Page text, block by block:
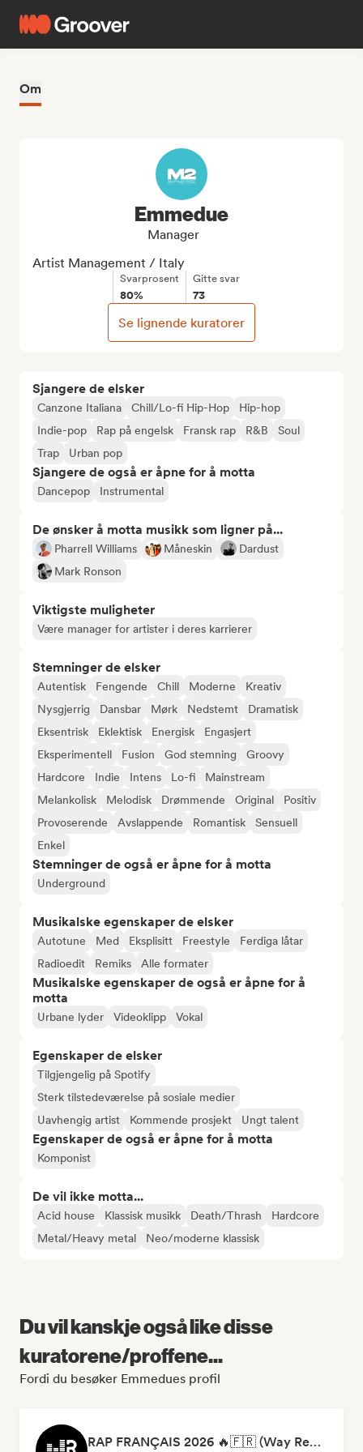
Om
Sjangere de elsker
Canzone Italiana Chill/Lo-fi Hip-Hop
Hip-hop
Indie-pop
Rap på engelsk Fransk rap R&B
Soul
Trap
Urban pop
Sjangere de også er åpne for å motta
Dancepop Instrumental
De ønsker å motta musikk som ligner på...
Pharrell Williams Måneskin
Dardust
Mark Ronson
Viktigste muligheter
Være manager for artister i deres karrierer
Stemninger de elsker
Autentisk Fengende Chill Moderne
Kreativ
Nysgjerrig
Dansbar Mørk Nedstemt
Dramatisk
Eksentrisk
Eklektisk Energisk
Engasjert
Eksperimentell
Fusion God stemning
Groovy
Hardcore
Indie Intens Lo-fi
Mainstream
Melankolisk
Melodisk Drømmende Original
Positiv
Provoserende
Avslappende Romantisk
Sensuell
Enkel
Stemninger de også er åpne for å motta
Underground
Musikalske egenskaper de elsker
Autotune Med Eksplisitt Freestyle
Ferdiga låtar
Radioedit
Remiks Alle formater
Musikalske egenskaper de også er åpne for å
motta
Urbane lyder Videoklipp Vokal
Egenskaper de elsker
Tilgjengelig på Spotify
Sterk tilstedeværelse på sosiale medier
Uavhengig artist
Kommende prosjekt Ungt talent
Egenskaper de også er åpne for å motta
Komponist
De vil ikke motta...
Acid house Klassisk musikk Death/Thrash
Hardcore
Metal/Heavy metal
Neo/moderne klassisk
Emmedue
Manager
Artist Management / Italy
Svarprosent
80%
Gitte svar
73
Se lignende kuratorer
Du vil kanskje også like disse
kuratorene/proffene...
Fordi du besøker Emmedues profil
RAP FRANÇAIS 2026 🔥🇫🇷 (Way Records)